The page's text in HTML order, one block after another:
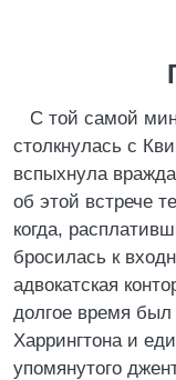
С той самой
столкнулась с
вспыхнула
об этой встрече
когда,
бросилась к
адвокатская
долгое время
Харрингтона и
упомянутого